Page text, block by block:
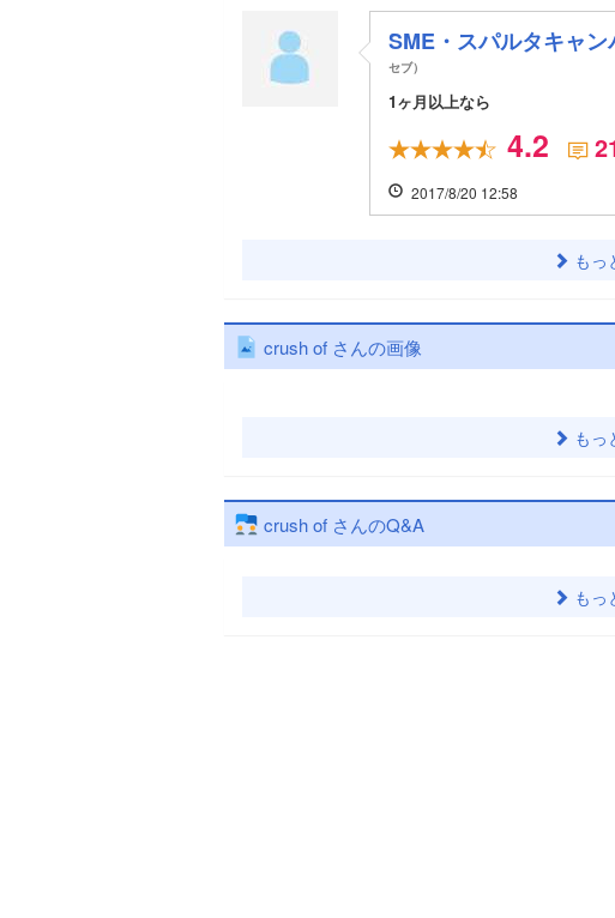
SME・スパルタキャ
セブ）
1ヶ月以上なら
4.2
2017/8/20 12:58
もっ
crush of さんの画像
もっ
crush of さんのQ&A
もっ